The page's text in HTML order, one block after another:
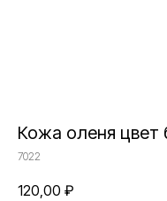
Кожа оленя цвет
7022
120,00 ₽